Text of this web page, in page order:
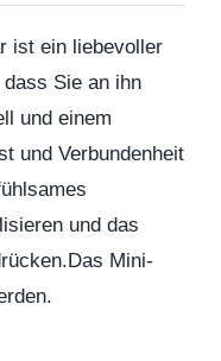
Geburtstag
Kommunion &
Muttertag
Valentinstag
ist ein liebevoller
Sie an ihn
und einem
und Verbundenheit
und das
Mini-